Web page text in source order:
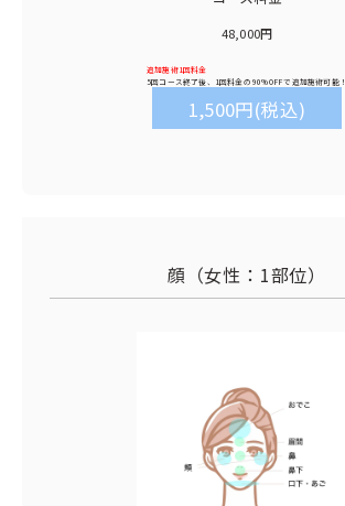
48,000円
追加施術1回料金
5回コース終了後、1回料金の 90%OFFで追加施術可能！
1,500円(税込)
顔（女性：1部位）